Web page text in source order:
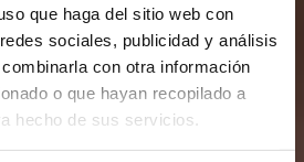
que haga del sitio web con
sociales, publicidad y análisis
con otra información
o que hayan recopilado a
hecho de sus servicios.